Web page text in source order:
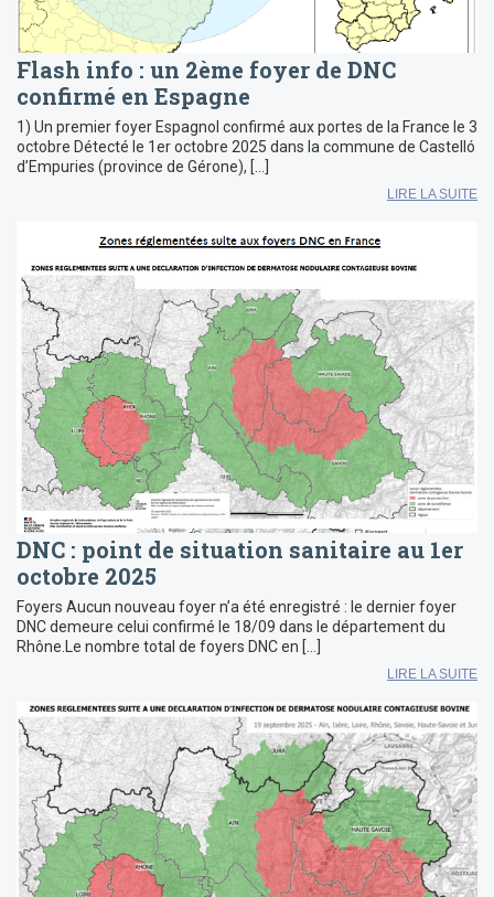
Flash info : un 2ème foyer de DNC
confirmé en Espagne
1) Un premier foyer Espagnol confirmé aux portes de la France le 3
octobre Détecté le 1er octobre 2025 dans la commune de Castelló
d’Empuries (province de Gérone), […]
LIRE LA SUITE
DNC : point de situation sanitaire au 1er
octobre 2025
Foyers Aucun nouveau foyer n’a été enregistré : le dernier foyer
DNC demeure celui confirmé le 18/09 dans le département du
Rhône.Le nombre total de foyers DNC en […]
LIRE LA SUITE